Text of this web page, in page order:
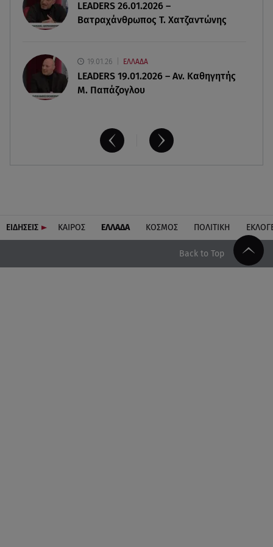
ο ρόλος του «συνδέσμου»
LEADERS 26.01.2026 –
Βατραχάνθρωπος Τ. Χατζαντώνης
19.01.26 ΕΛΛΑΔΑ
LEADERS 19.01.2026 – Αν. Καθηγητής
Μ. Παπάζογλου
ΕΙΔΗΣΕΙΣ ΚΑΙΡΟΣ ΕΛΛΑΔΑ ΚΟΣΜΟΣ ΠΟΛΙΤΙΚΗ
Back to Top